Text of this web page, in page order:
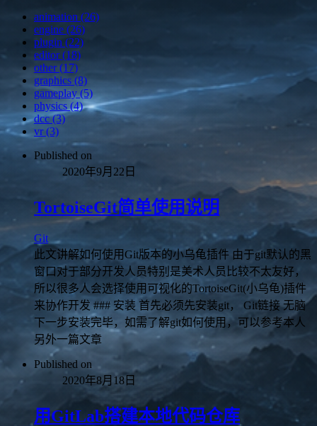
animation (26)
engine (26)
plugin (22)
editor (18)
other (17)
graphics (8)
gameplay (5)
physics (4)
dcc (3)
vr (3)
Published on
2020年9月22日
TortoiseGit简单使用说明
Git
此文讲解如何使用Git版本的小乌龟插件 由于git默认的黑
窗口对于部分开发人员特别是美术人员比较不太友好，
所以很多人会选择使用可视化的TortoiseGit(小乌龟)插件
来协作开发 ### 安装 首先必须先安装git， Git链接 无脑
下一步安装完毕，如需了解git如何使用，可以参考本人
另外一篇文章
Published on
2020年8月18日
用GitLab搭建本地代码仓库